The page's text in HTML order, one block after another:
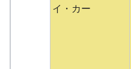
イ・カー